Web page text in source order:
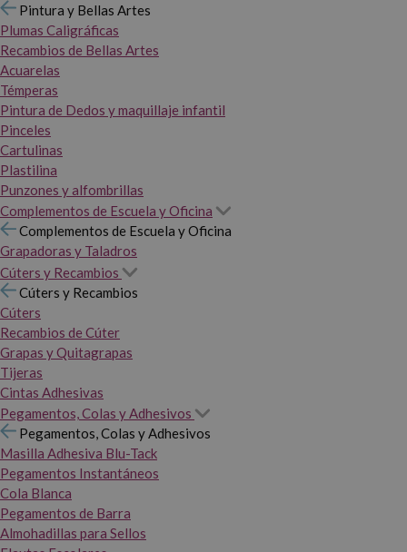
Pintura y Bellas Artes
Plumas Caligráficas
Recambios de Bellas Artes
Acuarelas
Témperas
Pintura de Dedos y maquillaje infantil
Pinceles
Cartulinas
Plastilina
Punzones y alfombrillas
Complementos de Escuela y Oficina
Complementos de Escuela y Oficina
Grapadoras y Taladros
Cúters y Recambios
Cúters y Recambios
Cúters
Recambios de Cúter
Grapas y Quitagrapas
Tijeras
Cintas Adhesivas
Pegamentos, Colas y Adhesivos
Pegamentos, Colas y Adhesivos
Masilla Adhesiva Blu-Tack
Pegamentos Instantáneos
Cola Blanca
Pegamentos de Barra
Almohadillas para Sellos